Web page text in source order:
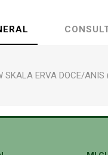
SKALA ERVA DOCE/